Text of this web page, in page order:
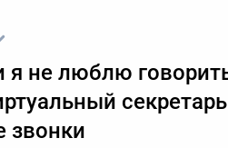
я не люблю
звонки